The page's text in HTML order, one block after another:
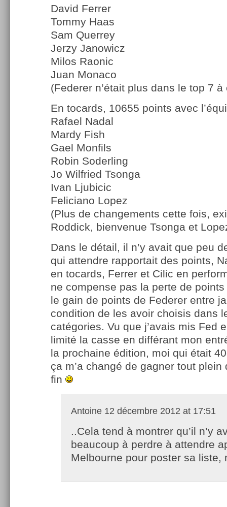
David Ferrer
Tommy Haas
Sam Querrey
Jerzy Janowicz
Milos Raonic
Juan Monaco
(Federer n’était plus dans le top 7
En tocards, 10655 points avec
Rafael Nadal
Mardy Fish
Gael Monfils
Robin Soderling
Jo Wilfried Tsonga
Ivan Ljubicic
Feliciano Lopez
(Plus de changements cette fois,
Roddick, bienvenue Tsonga et
Dans le détail, il n’y avait que peu
qui attendre rapportait des points,
en tocards, Ferrer et Cilic en
ne compense pas la perte de
le gain de points de Federer entre
condition de les avoir choisis dans
catégories. Vu que j’avais mis Fed
limité la casse en différant mon
la prochaine édition, moi qui était
ça m’a changé de gagner tout plein
fin
Antoine 12 décembre 2012 at 17:51
..Cela tend à montrer qu’il n’y
beaucoup à perdre à attendre
Melbourne pour poster sa liste,